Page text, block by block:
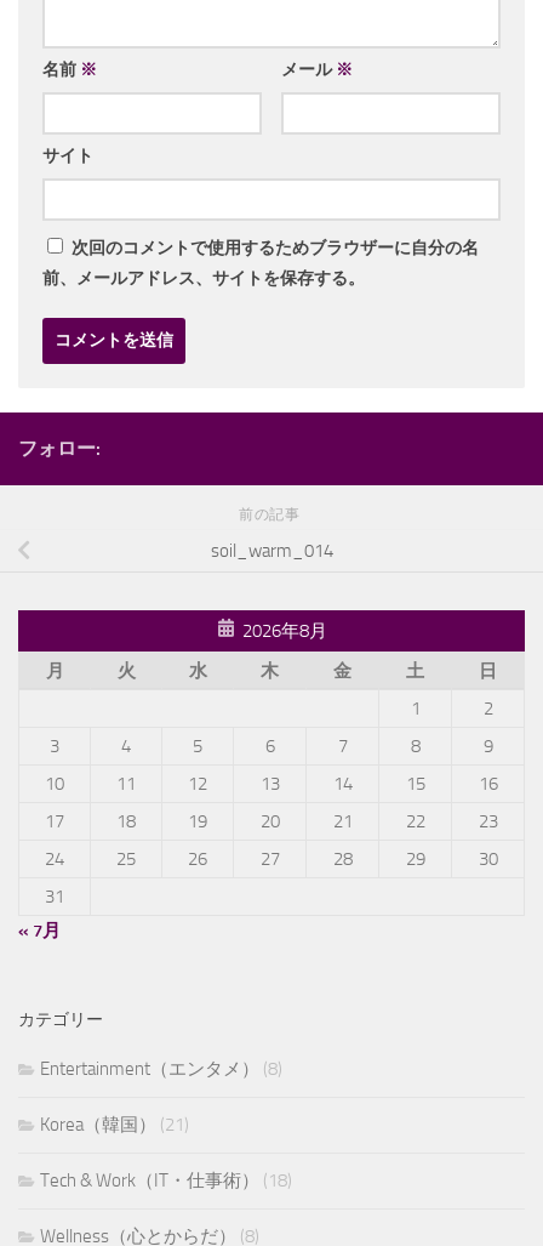
名前 ※ メール ※
サイト
次回のコメントで使用するためブラウザーに自分の名
前、メールアドレス、サイトを保存する。
フォロー:
前の記事
soil_warm_014
2026年8月
月
火 水 木 金 土
日
1
2
3
4 5 6 7 8
9
10
11 12 13 14 15
16
17
18 19 20 21 22
23
24
25 26 27 28 29
30
31
« 7月
カテゴリー
Entertainment（エンタメ） (8)
Korea（韓国） (21)
Tech & Work（IT・仕事術） (18)
Wellness（心とからだ） (8)